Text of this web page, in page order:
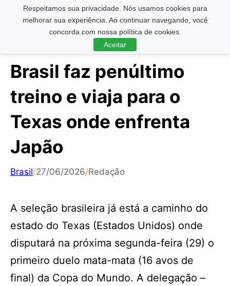
Respeitamos sua privacidade. Nós usamos cookies para
melhorar sua experiência. Ao continuar navegando, você
concorda com nossa política de cookies.
Aceitar
Pesquisar ...
Brasil faz penúltimo
treino e viaja para o
Texas onde enfrenta
Japão
Brasil/27/06/2026/Redação
A seleção brasileira já está a caminho do
estado do Texas (Estados Unidos) onde
disputará na próxima segunda-feira (29) o
primeiro duelo mata-mata (16 avos de
final) da Copa do Mundo. A delegação –